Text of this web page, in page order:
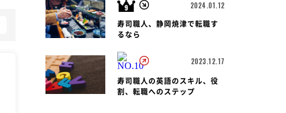
2024.01.12
寿司職人、静岡焼津で転職す
るなら
2023.12.17
寿司職人の英語のスキル、役
割、転職へのステップ